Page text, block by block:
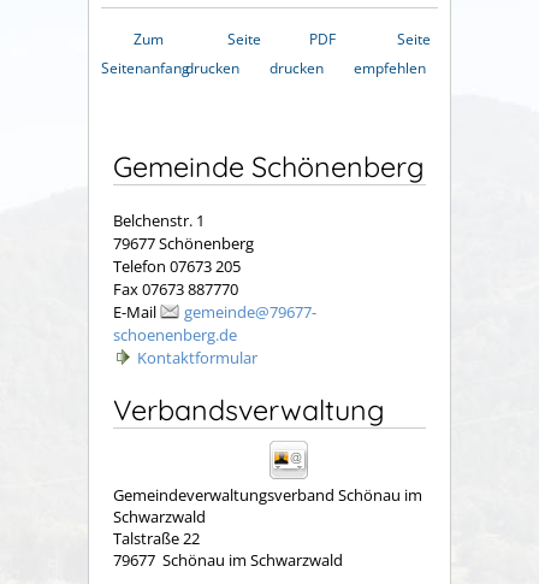
Zum
Seitenanfang
Seite
drucken
PDF
drucken
Seite
empfehlen
Gemeinde Schönenberg
Belchenstr. 1
79677 Schönenberg
Telefon 07673 205
Fax 07673 887770
E-Mail
gemeinde@79677-
schoenenberg.de
Kontaktformular
Verbandsverwaltung
Gemeindeverwaltungsverband Schönau im
Schwarzwald
Talstraße 22
79677 Schönau im Schwarzwald